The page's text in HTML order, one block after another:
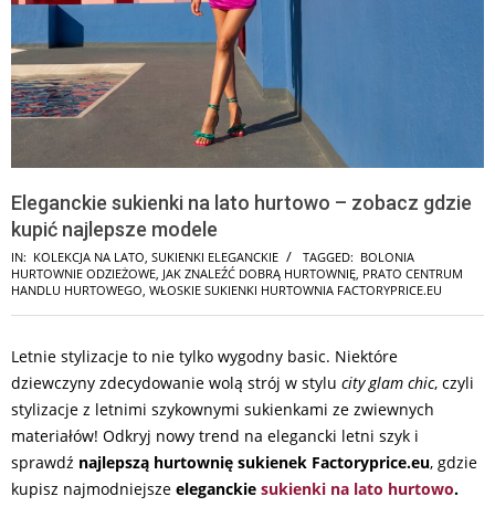
Eleganckie sukienki na lato hurtowo – zobacz gdzie
kupić najlepsze modele
IN: KOLEKCJA NA LATO, SUKIENKI ELEGANCKIE TAGGED: BOLONIA
HURTOWNIE ODZIEŻOWE, JAK ZNALEŹĆ DOBRĄ HURTOWNIĘ, PRATO CENTRUM
HANDLU HURTOWEGO, WŁOSKIE SUKIENKI HURTOWNIA FACTORYPRICE.EU
Letnie stylizacje to nie tylko wygodny basic. Niektóre
dziewczyny zdecydowanie wolą strój w stylu city glam chic, czyli
stylizacje z letnimi szykownymi sukienkami ze zwiewnych
materiałów! Odkryj nowy trend na elegancki letni szyk i
sprawdź najlepszą hurtownię sukienek Factoryprice.eu, gdzie
kupisz najmodniejsze eleganckie sukienki na lato hurtowo.